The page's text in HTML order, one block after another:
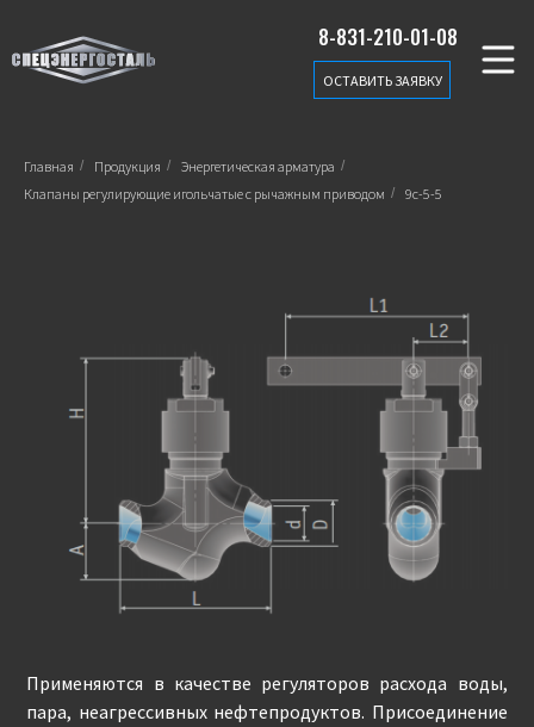
8-831-210-01-08
ОСТАВИТЬ ЗАЯВКУ
Главная / Продукция / Энергетическая арматура /
Клапаны регулирующие игольчатые с рычажным приводом / 9с-5-5
Применяются в качестве регуляторов расхода воды,
пара, неагрессивных нефтепродуктов. Присоединение